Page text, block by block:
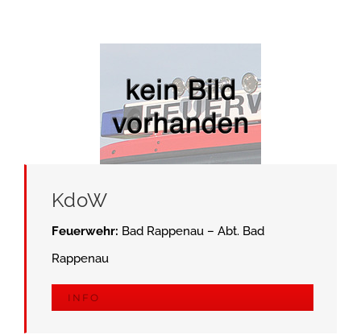
KdoW
Feuerwehr: Bad Rappenau – Abt. Bad
Rappenau
INFO